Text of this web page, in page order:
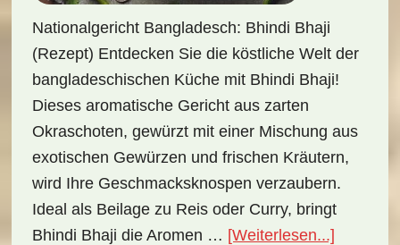
Nationalgericht Bangladesch: Bhindi Bhaji
(Rezept) Entdecken Sie die köstliche Welt der
bangladeschischen Küche mit Bhindi Bhaji!
Dieses aromatische Gericht aus zarten
Okraschoten, gewürzt mit einer Mischung aus
exotischen Gewürzen und frischen Kräutern,
wird Ihre Geschmacksknospen verzaubern.
Ideal als Beilage zu Reis oder Curry, bringt
Bhindi Bhaji die Aromen … [Weiterlesen...]